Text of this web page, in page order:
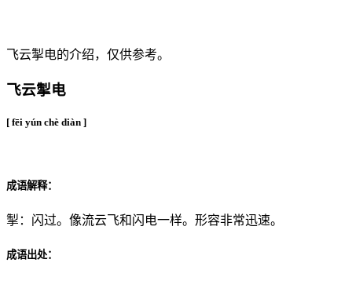
飞云掣电的介绍，仅供参考。
飞云掣电
[ fēi yún chè diàn ]
成语解释：
掣：闪过。像流云飞和闪电一样。形容非常迅速。
成语出处：